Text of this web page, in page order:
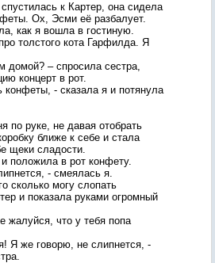
к Картер, она сидела
Ох, Эсми её разбалует.
как я вошла в гостиную.
толстого кота Гарфилда. Я
домой? – спросила сестра,
концерт в рот.
конфеты, - сказала я и потянула
по руке, не давая отобрать
ближе к себе и стала
щеки сладости.
положила в рот конфету.
- смеялась я.
сколько могу слопать
и показала руками огромный
жалуйся, что у тебя попа
Я же говорю, не слипнется, -